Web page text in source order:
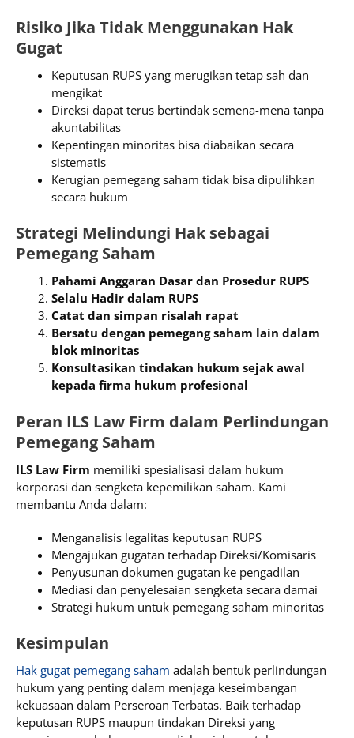
Risiko Jika Tidak Menggunakan Hak
Gugat
Keputusan RUPS yang merugikan tetap sah dan
mengikat
Direksi dapat terus bertindak semena-mena tanpa
akuntabilitas
Kepentingan minoritas bisa diabaikan secara
sistematis
Kerugian pemegang saham tidak bisa dipulihkan
secara hukum
Strategi Melindungi Hak sebagai
Pemegang Saham
Pahami Anggaran Dasar dan Prosedur RUPS
Selalu Hadir dalam RUPS
Catat dan simpan risalah rapat
Bersatu dengan pemegang saham lain dalam
blok minoritas
Konsultasikan tindakan hukum sejak awal
kepada firma hukum profesional
Peran ILS Law Firm dalam Perlindungan
Pemegang Saham
ILS Law Firm memiliki spesialisasi dalam hukum
korporasi dan sengketa kepemilikan saham. Kami
membantu Anda dalam:
Menganalisis legalitas keputusan RUPS
Mengajukan gugatan terhadap Direksi/Komisaris
Penyusunan dokumen gugatan ke pengadilan
Mediasi dan penyelesaian sengketa secara damai
Strategi hukum untuk pemegang saham minoritas
Kesimpulan
Hak gugat pemegang saham adalah bentuk perlindungan
hukum yang penting dalam menjaga keseimbangan
kekuasaan dalam Perseroan Terbatas. Baik terhadap
keputusan RUPS maupun tindakan Direksi yang